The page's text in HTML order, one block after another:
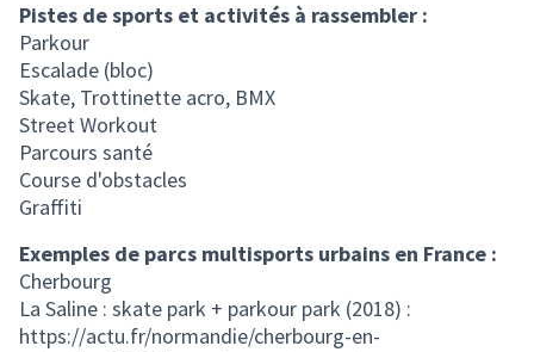
Pistes de sports et activités à rassembler :
Parkour
Escalade (bloc)
Skate, Trottinette acro, BMX
Street Workout
Parcours santé
Course d'obstacles
Graffiti
Exemples de parcs multisports urbains en France :
Cherbourg
La Saline : skate park + parkour park (2018) :
https://actu.fr/normandie/cherbourg-en-